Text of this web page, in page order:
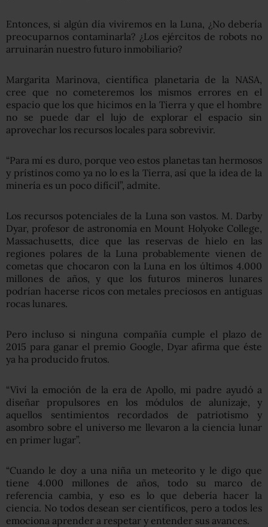
Entonces, si algún día viviremos en la Luna, ¿No debería
preocuparnos contaminarla? ¿Los ejércitos de robots no
arruinarán nuestro futuro inmobiliario?
Margarita Marinova, científica planetaria de la NASA,
cree que no cometeremos los mismos errores en el
espacio que los que hicimos en la Tierra y que el hombre
no se puede dar el lujo de explorar el espacio sin
aprovechar los recursos locales para sobrevivir.
“Para mí es duro, porque veo estos planetas tan hermosos
y prístinos como ya no lo es la Tierra, así que la idea de la
minería es un poco difícil”, admite.
Los recursos potenciales de la Luna son vastos. M. Darby
Dyar, profesor de astronomía en Mount Holyoke College,
Massachusetts, dice que las reservas de hielo en las
regiones polares de la Luna probablemente vienen de
cometas que chocaron con la Luna en los últimos 4.000
millones de años, y que los futuros mineros lunares
podrían hacerse ricos con metales preciosos en antiguas
rocas lunares.
Pero incluso si ninguna compañía cumple el plazo de
2015 para ganar el premio Google, Dyar afirma que éste
ya ha producido frutos.
“Viví la emoción de la era de Apollo, mi padre ayudó a
diseñar propulsores en los módulos de alunizaje, y
aquellos sentimientos recordados de patriotismo y
asombro sobre el universo me llevaron a la ciencia lunar
en primer lugar”.
“Cuando le doy a una niña un meteorito y le digo que
tiene 4.000 millones de años, todo su marco de
referencia cambia, y eso es lo que debería hacer la
ciencia. No todos desean ser científicos, pero a todos les
emociona aprender a respetar y entender sus avances.